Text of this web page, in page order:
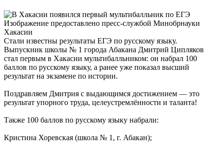
Изображение предоставлено пресс-службой Минобрнауки
Хакасии
Стали известны результаты ЕГЭ по русскому языку.
Выпускник школы № 1 города Абакана Дмитрий Ципляков
стал первым в Хакасии мультибалльником: он набрал 100
баллов по русскому языку, а ранее уже показал высший
результат на экзамене по истории.
Поздравляем Дмитрия с выдающимся достижением — это
результат упорного труда, целеустремлённости и таланта!
Также 100 баллов по русскому языку набрали:
Кристина Хоревская (школа № 1, г. Абакан);